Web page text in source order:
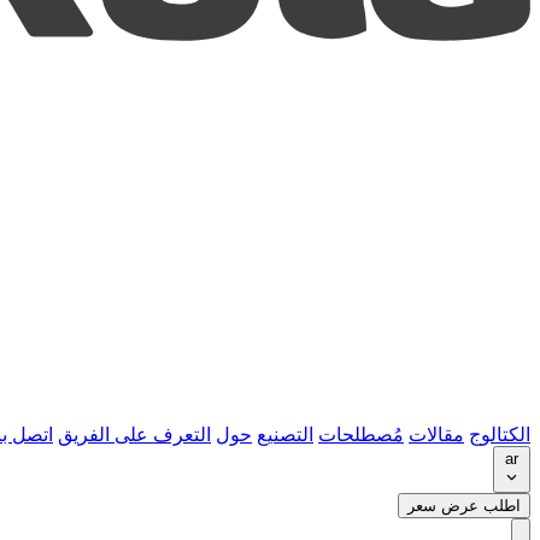
الكتالوج مقالات مُصطلحات التصنيع حول التعرف على الفريق اتصل
ar
اطلب عرض سعر